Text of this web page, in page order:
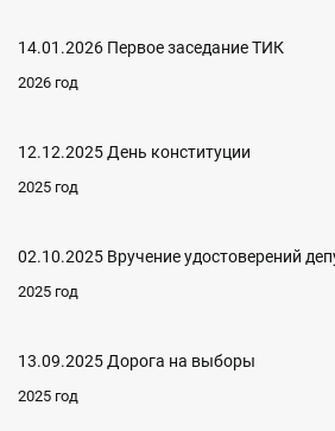
14.01.2026 Первое заседание ТИК
2026 год
12.12.2025 День конституции
2025 год
02.10.2025 Вручение удостоверений
2025 год
13.09.2025 Дорога на выборы
2025 год